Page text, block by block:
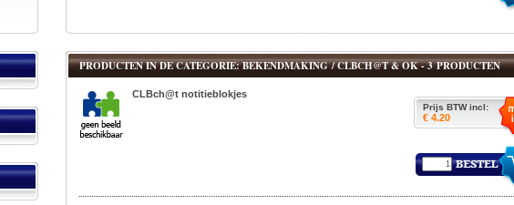
PRODUCTEN IN DE CATEGORIE: BEKENDMAKING / CLBCH@T & OK - 3 PRODUCTEN
CLBch@t notitieblokjes
Prijs BTW incl:
€ 4.20